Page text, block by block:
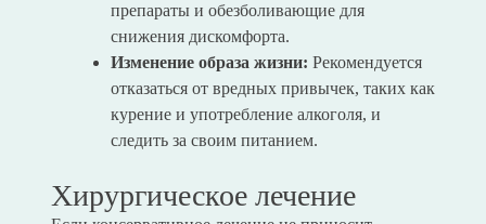
препараты и обезболивающие для
снижения дискомфорта.
Изменение образа жизни: Рекомендуется
отказаться от вредных привычек, таких как
курение и употребление алкоголя, и
следить за своим питанием.
Хирургическое лечение